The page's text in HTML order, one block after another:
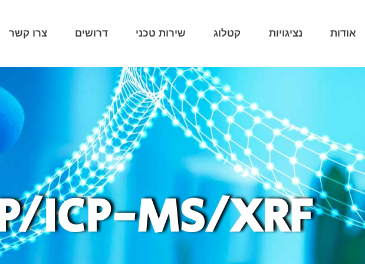
אודות נציגויות קטלוג שירות טכני דרושים צרו קשר
ICP-MS/XRF